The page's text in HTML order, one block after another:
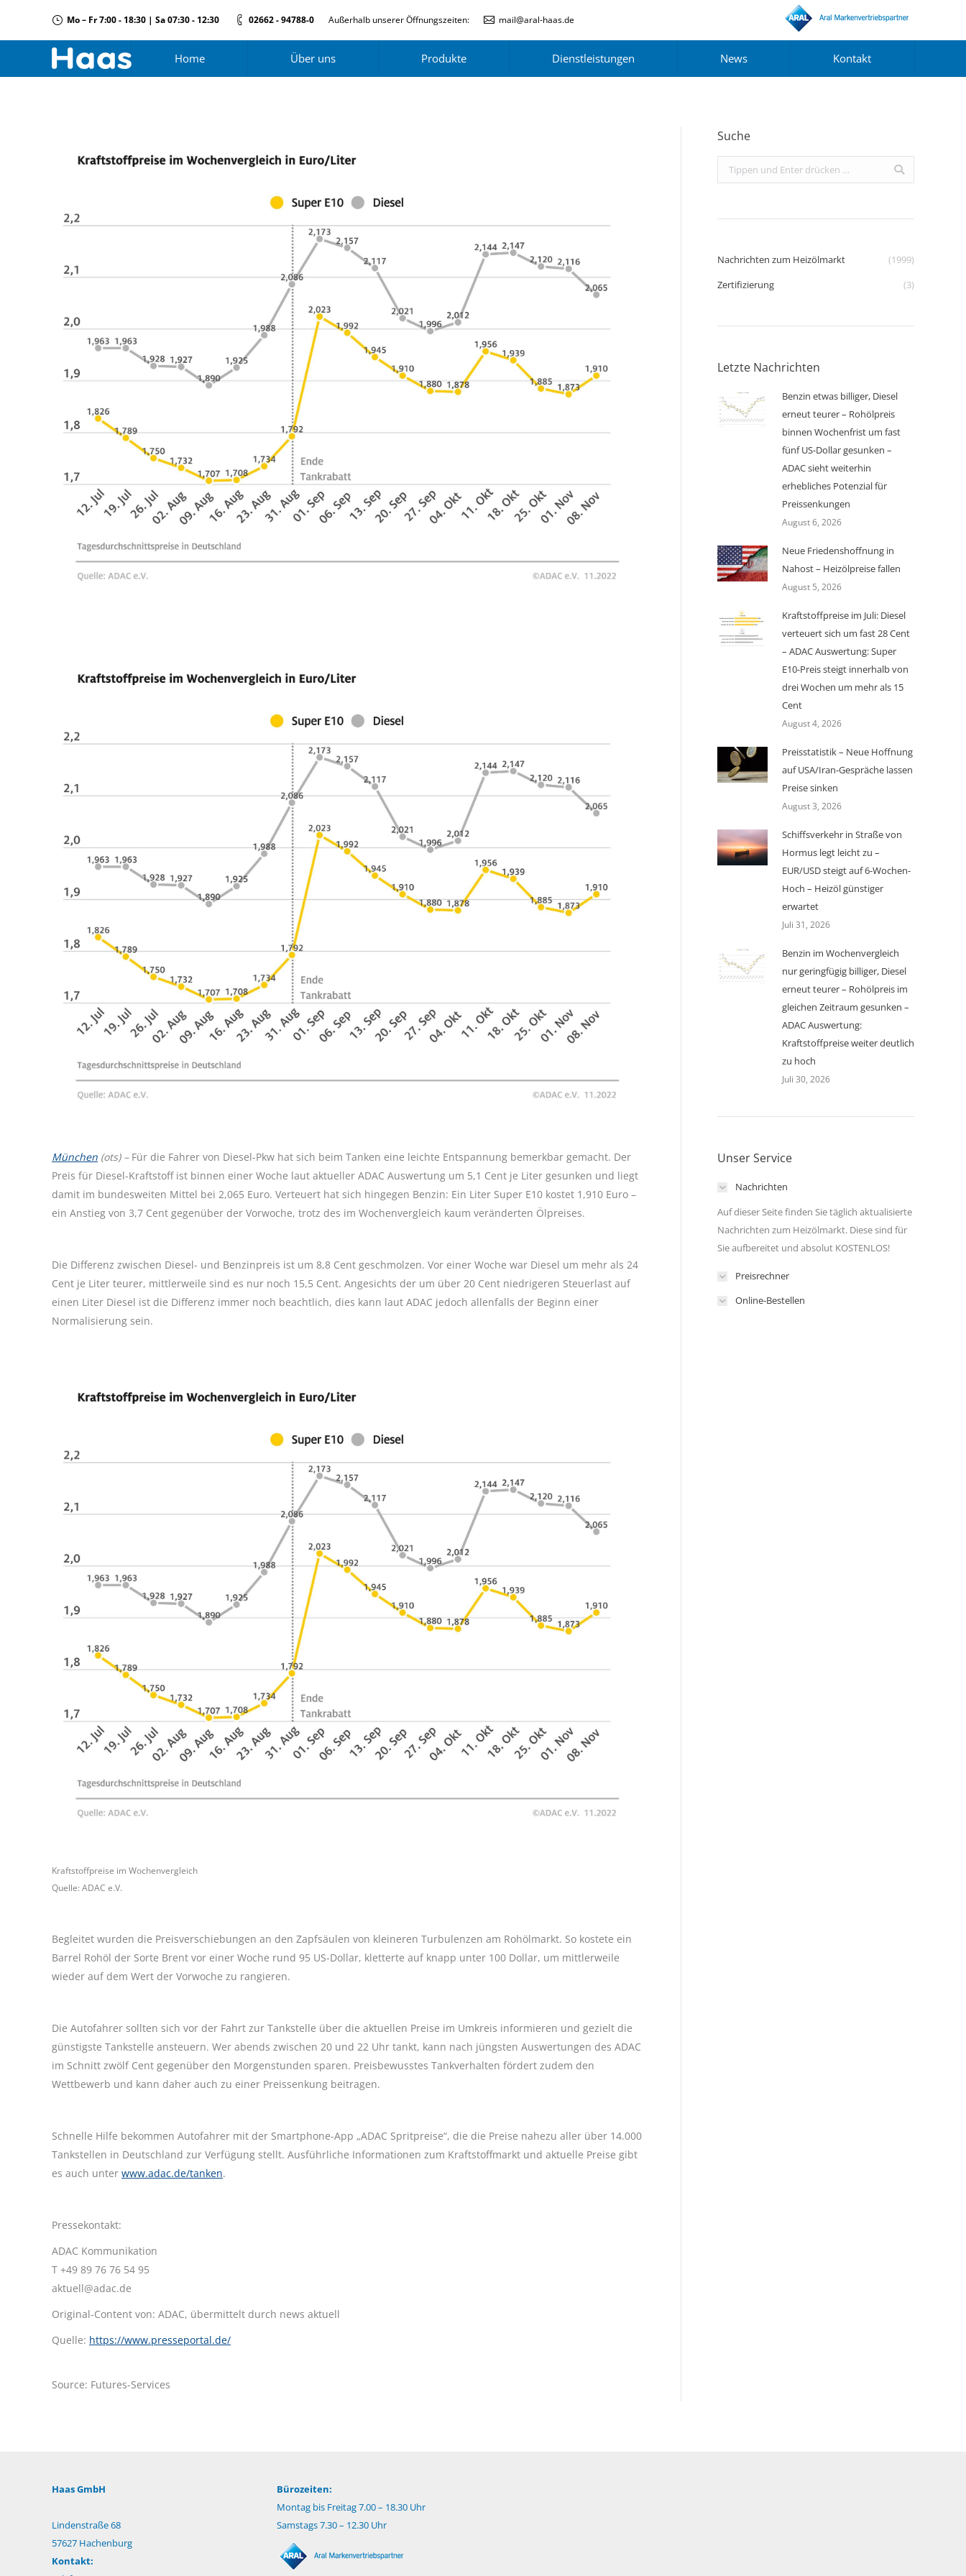
Mo – Fr 7:00 - 18:30 | Sa 07:30 - 12:30 02662 - 94788-0 Außerhalb unserer Öffnungszeiten: mail@aral-haas.de
Home Über uns Produkte Dienstleistungen News Kontakt
München (ots) – Für die Fahrer von Diesel-Pkw hat sich beim Tanken eine leichte Entspannung bemerkbar gemacht. Der
Preis für Diesel-Kraftstoff ist binnen einer Woche laut aktueller ADAC Auswertung um 5,1 Cent je Liter gesunken und liegt
damit im bundesweiten Mittel bei 2,065 Euro. Verteuert hat sich hingegen Benzin: Ein Liter Super E10 kostet 1,910 Euro –
ein Anstieg von 3,7 Cent gegenüber der Vorwoche, trotz des im Wochenvergleich kaum veränderten Ölpreises.
Die Differenz zwischen Diesel- und Benzinpreis ist um 8,8 Cent geschmolzen. Vor einer Woche war Diesel um mehr als 24
Cent je Liter teurer, mittlerweile sind es nur noch 15,5 Cent. Angesichts der um über 20 Cent niedrigeren Steuerlast auf
einen Liter Diesel ist die Differenz immer noch beachtlich, dies kann laut ADAC jedoch allenfalls der Beginn einer
Normalisierung sein.
Kraftstoffpreise im Wochenvergleich
Quelle: ADAC e.V.
Begleitet wurden die Preisverschiebungen an den Zapfsäulen von kleineren Turbulenzen am Rohölmarkt. So kostete ein
Barrel Rohöl der Sorte Brent vor einer Woche rund 95 US-Dollar, kletterte auf knapp unter 100 Dollar, um mittlerweile
wieder auf dem Wert der Vorwoche zu rangieren.
Die Autofahrer sollten sich vor der Fahrt zur Tankstelle über die aktuellen Preise im Umkreis informieren und gezielt die
günstigste Tankstelle ansteuern. Wer abends zwischen 20 und 22 Uhr tankt, kann nach jüngsten Auswertungen des ADAC
im Schnitt zwölf Cent gegenüber den Morgenstunden sparen. Preisbewusstes Tankverhalten fördert zudem den
Wettbewerb und kann daher auch zu einer Preissenkung beitragen.
Schnelle Hilfe bekommen Autofahrer mit der Smartphone-App „ADAC Spritpreise“, die die Preise nahezu aller über 14.000
Tankstellen in Deutschland zur Verfügung stellt. Ausführliche Informationen zum Kraftstoffmarkt und aktuelle Preise gibt
es auch unter www.adac.de/tanken.
Pressekontakt:
ADAC Kommunikation
T +49 89 76 76 54 95
aktuell@adac.de
Original-Content von: ADAC, übermittelt durch news aktuell
Quelle: https://www.presseportal.de/
Source: Futures-Services
Suche
Search:
Nachrichten zum Heizölmarkt
(1999)
Zertifizierung
(3)
Letzte Nachrichten
Benzin etwas billiger, Diesel
erneut teurer – Rohölpreis
binnen Wochenfrist um fast
fünf US-Dollar gesunken –
ADAC sieht weiterhin
erhebliches Potenzial für
Preissenkungen
August 6, 2026
Neue Friedenshoffnung in
Nahost – Heizölpreise fallen
August 5, 2026
Kraftstoffpreise im Juli: Diesel
verteuert sich um fast 28 Cent
– ADAC Auswertung: Super
E10-Preis steigt innerhalb von
drei Wochen um mehr als 15
Cent
August 4, 2026
Preisstatistik – Neue Hoffnung
auf USA/Iran-Gespräche lassen
Preise sinken
August 3, 2026
Schiffsverkehr in Straße von
Hormus legt leicht zu –
EUR/USD steigt auf 6-Wochen-
Hoch – Heizöl günstiger
erwartet
Juli 31, 2026
Benzin im Wochenvergleich
nur geringfügig billiger, Diesel
erneut teurer – Rohölpreis im
gleichen Zeitraum gesunken –
ADAC Auswertung:
Kraftstoffpreise weiter deutlich
zu hoch
Juli 30, 2026
Unser Service
Nachrichten
Auf dieser Seite finden Sie täglich aktualisierte
Nachrichten zum Heizölmarkt. Diese sind für
Sie aufbereitet und absolut KOSTENLOS!
Preisrechner
Online-Bestellen
Haas GmbH
Lindenstraße 68
57627 Hachenburg
Kontakt:
Bürozeiten:
Montag bis Freitag 7.00 – 18.30 Uhr
Samstags 7.30 – 12.30 Uhr